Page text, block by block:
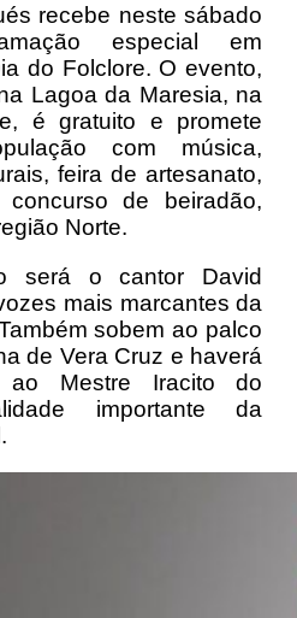
recebe neste sábado
especial em
do Folclore. O evento,
Lagoa da Maresia, na
é gratuito e promete
com música,
feira de artesanato,
de beiradão,
Norte.
será o cantor David
mais marcantes da
sobem ao palco
de Vera Cruz e haverá
ao Mestre Iracito do
importante da